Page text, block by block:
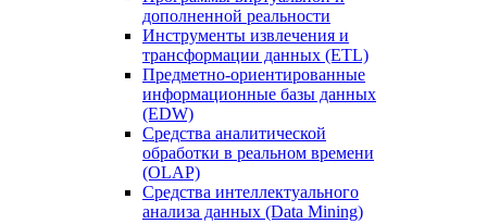
дополненной реальности
Инструменты извлечения и
трансформации данных (ETL)
Предметно-ориентированные
информационные базы данных
(EDW)
Средства аналитической
обработки в реальном времени
(OLAP)
Средства интеллектуального
анализа данных (Data Mining)